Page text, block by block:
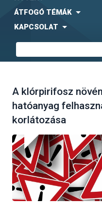
ÁTFOGÓ TÉMÁK
KAPCSOLAT
A klórpirifosz
hatóanyag
korlátozása